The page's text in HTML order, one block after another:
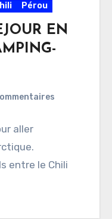
Pérou
EN
aller
entre le Chili